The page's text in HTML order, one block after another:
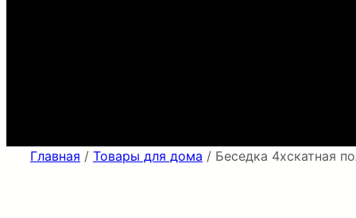
Главная / Товары для дома / Беседка 4хскатная